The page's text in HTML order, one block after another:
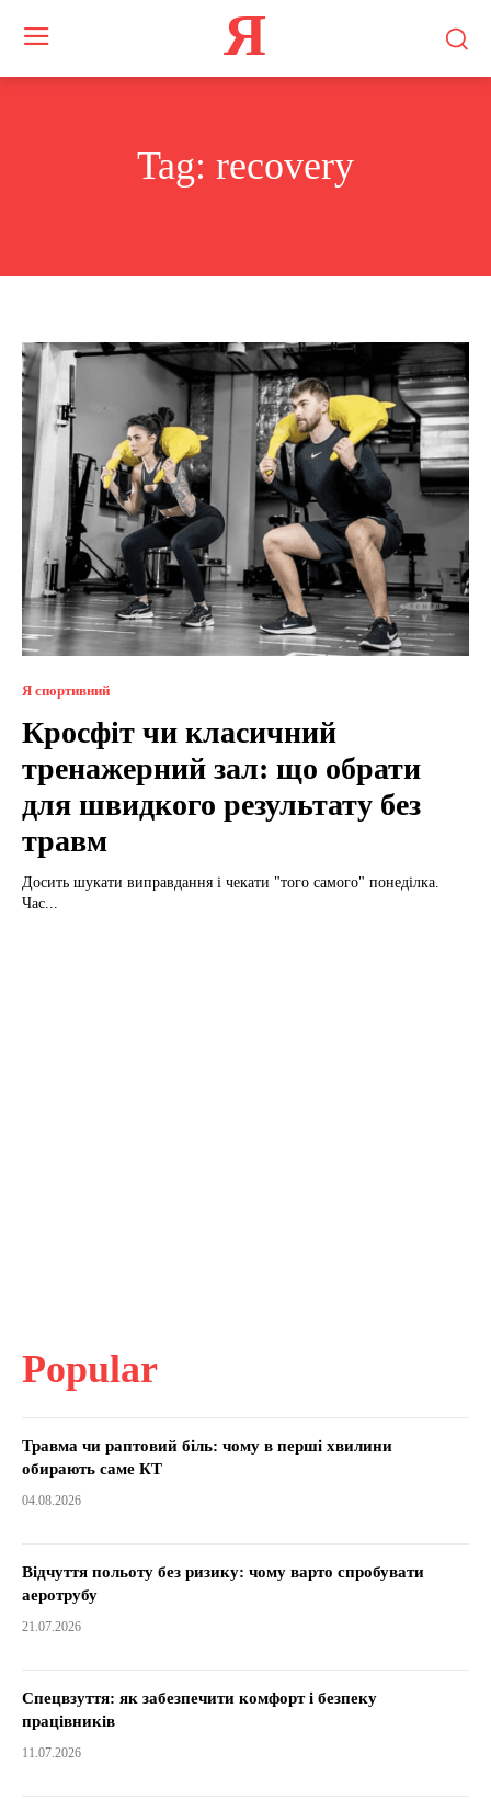
Я
Tag: recovery
Я спортивний
Кросфіт чи класичний
тренажерний зал: що обрати
для швидкого результату без
травм
Досить шукати виправдання і чекати "того самого" понеділка.
Час...
Popular
Травма чи раптовий біль: чому в перші хвилини
обирають саме КТ
04.08.2026
Відчуття польоту без ризику: чому варто спробувати
аеротрубу
21.07.2026
Спецвзуття: як забезпечити комфорт і безпеку
працівників
11.07.2026